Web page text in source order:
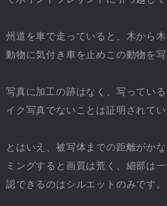
州道を車で走っていると、木から
動物に気付き車を止めこの動物を写
写真に加工の跡はなく、写ってい
イク写真でないことは証明されてい
とはいえ、被写体までの距離がか
ミングすると画質は荒く、細部は
認できるのはシルエットのみです。